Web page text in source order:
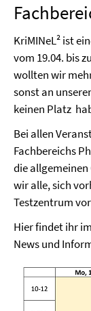
KriMINeL² ist
vom 19.04. bis
wollten wir
sonst an
keinen Platz
Bei allen
Fachbereichs
die
wir alle, sich
Testzentrum
Hier findet ihr
News und